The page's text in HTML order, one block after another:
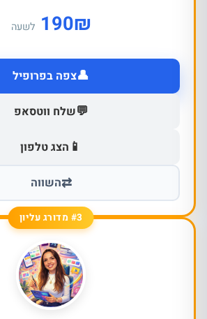
₪
190 לשעה
👤צפה בפרופיל
💬שלח ווטסאפ
📱 הצג טלפון
⇄השווה
#3 מדורג עליון